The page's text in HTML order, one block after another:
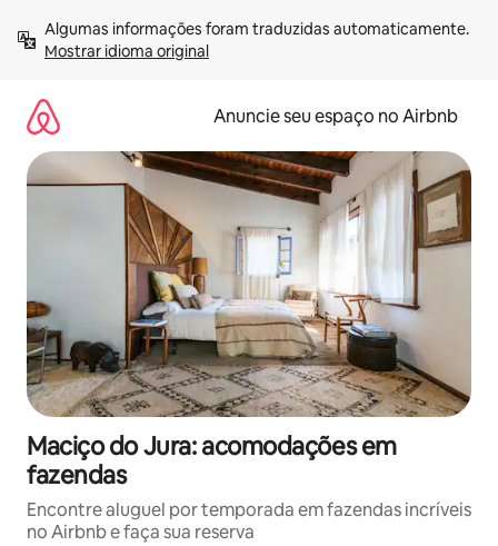
para
Mostrar idioma original
Anuncie seu espaço no Airbnb
Maciço do Jura: acomodações em
fazendas
Encontre aluguel por temporada em fazendas incríveis
no Airbnb e faça sua reserva